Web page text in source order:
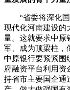
“省委将深化国
现代化河南建设的
量。这就要求中原
军、成为顶梁柱，
中原银行要紧紧围
府融资平台利用资
持省市主要国企通